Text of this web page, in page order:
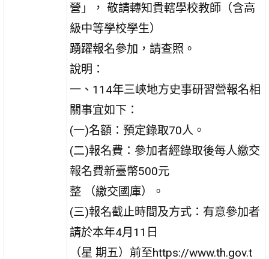
營」， 敬請轉知貴轄學校教師（含高
級中等學校學生）
踴躍報名參加，請查照。
說明：
一、114年三峽地方史事研習營報名相
關事宜如下：
(一)名額：預定錄取70人。
(二)報名費：參加者經錄取後每人繳交
報名費新臺幣500元
整 （繳交國庫）。
(三)報名截止時間及方式：有意參加者
請於本年4月11日
（星 期五）前至https://www.th.gov.t